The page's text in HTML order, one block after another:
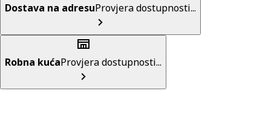
Dostava na adresuProvjera dostupnosti...
Robna kućaProvjera dostupnosti...